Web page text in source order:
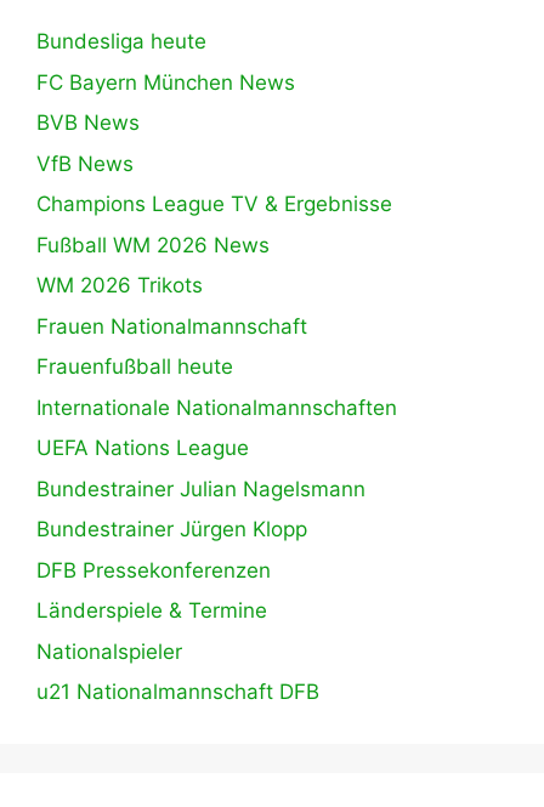
Bundesliga heute
FC Bayern München News
BVB News
VfB News
Champions League TV & Ergebnisse
Fußball WM 2026 News
WM 2026 Trikots
Frauen Nationalmannschaft
Frauenfußball heute
Internationale Nationalmannschaften
UEFA Nations League
Bundestrainer Julian Nagelsmann
Bundestrainer Jürgen Klopp
DFB Pressekonferenzen
Länderspiele & Termine
Nationalspieler
u21 Nationalmannschaft DFB